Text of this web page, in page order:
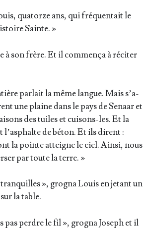
qua­torze ans, qui fré­quen­tait le
Sainte. »
à son frère. Et il com­men­ça à réci­ter
par­lait la même langue. Mais s’a­
une plaine dans le pays de Senaar et
des tuiles et cui­sons-les. Et la
de béton. Et ils dirent :
la pointe atteigne le ciel. Ain­si, nous
par toute la terre. »
», gro­gna Louis en jetant un
la table.
perdre le fil », gro­gna Joseph et il